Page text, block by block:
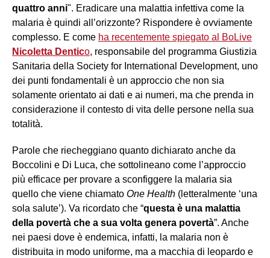
quattro anni". Eradicare una malattia infettiva come la
malaria è quindi all’orizzonte? Rispondere è ovviamente
complesso. E come ha recentemente spiegato al BoLive
Nicoletta Dentico, responsabile del programma Giustizia
Sanitaria della Society for International Development, uno
dei punti fondamentali è un approccio che non sia
solamente orientato ai dati e ai numeri, ma che prenda in
considerazione il contesto di vita delle persone nella sua
totalità.
Parole che riecheggiano quanto dichiarato anche da
Boccolini e Di Luca, che sottolineano come l’approccio
più efficace per provare a sconfiggere la malaria sia
quello che viene chiamato One Health (letteralmente ‘una
sola salute’). Va ricordato che “questa è una malattia
della povertà che a sua volta genera povertà”. Anche
nei paesi dove è endemica, infatti, la malaria non è
distribuita in modo uniforme, ma a macchia di leopardo e